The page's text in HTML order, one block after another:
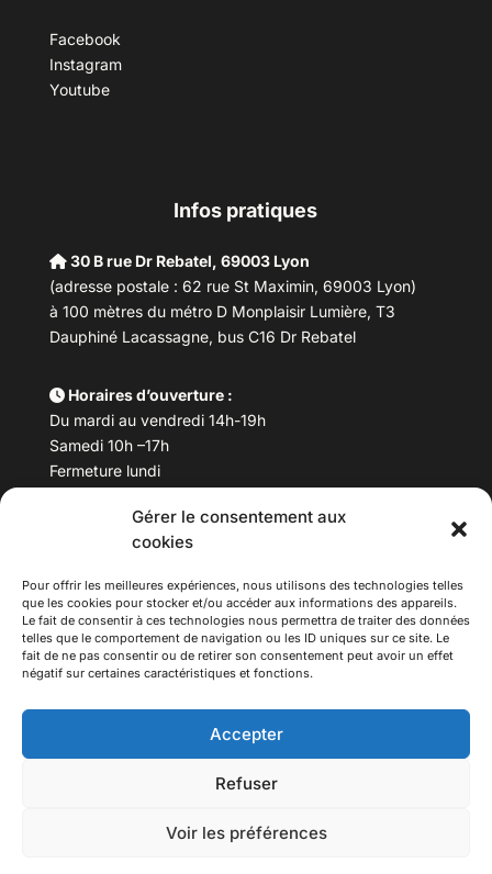
Gérer le consentement aux
cookies
Pour offrir les meilleures expériences, nous utilisons des technologies telles
que les cookies pour stocker et/ou accéder aux informations des appareils.
Le fait de consentir à ces technologies nous permettra de traiter des données
telles que le comportement de navigation ou les ID uniques sur ce site. Le
fait de ne pas consentir ou de retirer son consentement peut avoir un effet
négatif sur certaines caractéristiques et fonctions.
Accepter
Refuser
Voir les préférences
Facebook
Instagram
Youtube
Infos pratiques
30 B rue Dr Rebatel, 69003 Lyon
(adresse postale : 62 rue St Maximin, 69003 Lyon)
à 100 mètres du métro D Monplaisir Lumière, T3
Dauphiné Lacassagne, bus C16 Dr Rebatel
Horaires d’ouverture :
Du mardi au vendredi 14h-19h
Samedi 10h –17h
Fermeture lundi
Téléphone : 04 78 53 06 40
maisondesculturesasiatiques@asiexpo.com
Tous droits réservés.